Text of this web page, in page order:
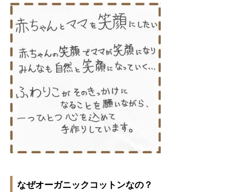
なぜオーガニックコットンなの？